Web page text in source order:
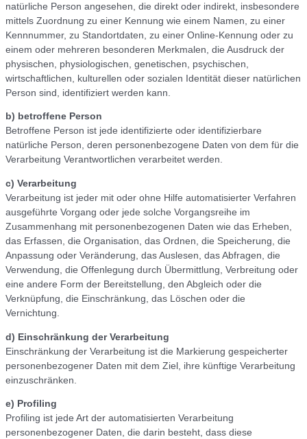
natürliche Person angesehen, die direkt oder indirekt, insbesondere
mittels Zuordnung zu einer Kennung wie einem Namen, zu einer
Kennnummer, zu Standortdaten, zu einer Online-Kennung oder zu
einem oder mehreren besonderen Merkmalen, die Ausdruck der
physischen, physiologischen, genetischen, psychischen,
wirtschaftlichen, kulturellen oder sozialen Identität dieser natürlichen
Person sind, identifiziert werden kann.
b) betroffene Person
Betroffene Person ist jede identifizierte oder identifizierbare
natürliche Person, deren personenbezogene Daten von dem für die
Verarbeitung Verantwortlichen verarbeitet werden.
c) Verarbeitung
Verarbeitung ist jeder mit oder ohne Hilfe automatisierter Verfahren
ausgeführte Vorgang oder jede solche Vorgangsreihe im
Zusammenhang mit personenbezogenen Daten wie das Erheben,
das Erfassen, die Organisation, das Ordnen, die Speicherung, die
Anpassung oder Veränderung, das Auslesen, das Abfragen, die
Verwendung, die Offenlegung durch Übermittlung, Verbreitung oder
eine andere Form der Bereitstellung, den Abgleich oder die
Verknüpfung, die Einschränkung, das Löschen oder die
Vernichtung.
d) Einschränkung der Verarbeitung
Einschränkung der Verarbeitung ist die Markierung gespeicherter
personenbezogener Daten mit dem Ziel, ihre künftige Verarbeitung
einzuschränken.
e) Profiling
Profiling ist jede Art der automatisierten Verarbeitung
personenbezogener Daten, die darin besteht, dass diese